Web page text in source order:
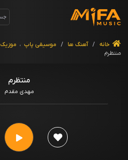
خانه / آهنگ ها / موسیقی پاپ ، موزیک
منتظرم
منتظرم
مهدی مقدم